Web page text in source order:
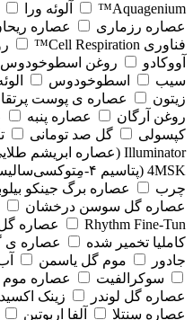
Aquagenium™
آلوئه ورا
عصاره رزماری
عصاره
فناوری Cell Respiration™
آووکادو
روغن اسطوخودوس
سیب
اسطوخودوس
زیتون
عصاره ی پوست
روغن آرگان
عصاره پنبه
کپسولی
گل صد تومانی
Illuminator (عصاره ابریشم طلایی، مروارید ژاپنی، تیانین)
4MSK (پتاسیم ۴‑مِتوکسی‌سالیسیلات)
چرب
عصاره برگ جینکو
عصاره گل سوسن درخشان
Rhythm Fine‑Tun
عصاره
کاملیا تخمیر شده
عصاره ی
جادور
موم گل یاسمن
سوکرالفیت
عصاره
عصاره گل لوندر
زینک اکسید
عصاره سنتلا
آلفا اربوتین